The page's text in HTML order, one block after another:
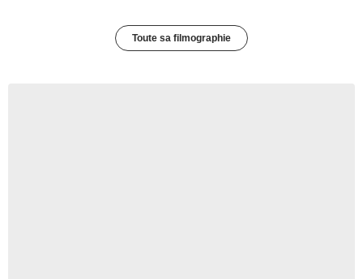
Toute sa filmographie